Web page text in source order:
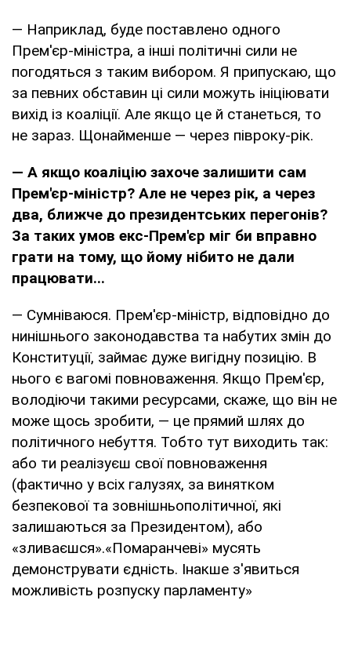
— Наприклад, буде поставлено одного
Прем'єр-міністра, а інші політичні сили не
погодяться з таким вибором. Я припускаю, що
за певних обставин ці сили можуть ініціювати
вихід із коаліції. Але якщо це й станеться, то
не зараз. Щонайменше — через півроку-рік.
— А якщо коаліцію захоче залишити сам
Прем'єр-міністр? Але не через рік, а через
два, ближче до президентських перегонів?
За таких умов екс-Прем'єр міг би вправно
грати на тому, що йому нібито не дали
працювати...
— Сумніваюся. Прем'єр-міністр, відповідно до
нинішнього законодавства та набутих змін до
Конституції, займає дуже вигідну позицію. В
нього є вагомі повноваження. Якщо Прем'єр,
володіючи такими ресурсами, скаже, що він не
може щось зробити, — це прямий шлях до
політичного небуття. Тобто тут виходить так:
або ти реалізуєш свої повноваження
(фактично у всіх галузях, за винятком
безпекової та зовнішньополітичної, які
залишаються за Президентом), або
«зливаєшся».«Помаранчеві» мусять
демонструвати єдність. Інакше з'явиться
можливість розпуску парламенту»